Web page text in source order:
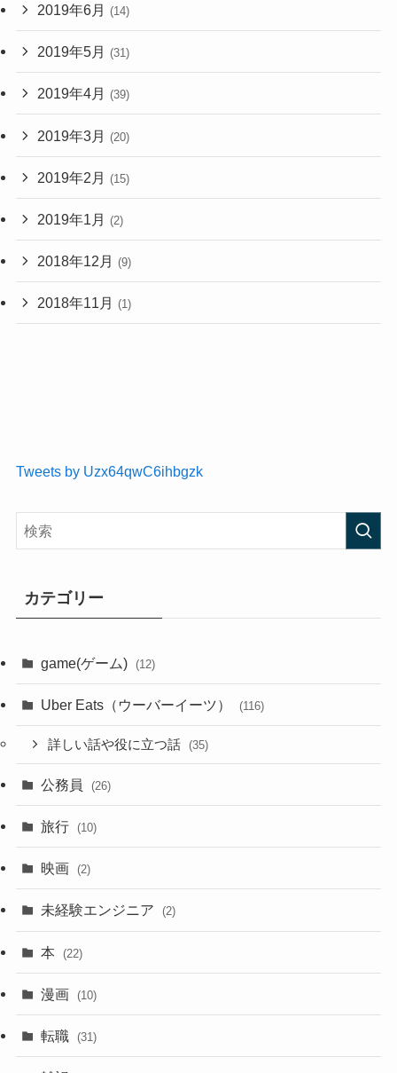
2019年6月 (14)
2019年5月 (31)
2019年4月 (39)
2019年3月 (20)
2019年2月 (15)
2019年1月 (2)
2018年12月 (9)
2018年11月 (1)
Tweets by Uzx64qwC6ihbgzk
カテゴリー
game(ゲーム) (12)
Uber Eats（ウーバーイーツ） (116)
詳しい話や役に立つ話 (35)
公務員 (26)
旅行 (10)
映画 (2)
未経験エンジニア (2)
本 (22)
漫画 (10)
転職 (31)